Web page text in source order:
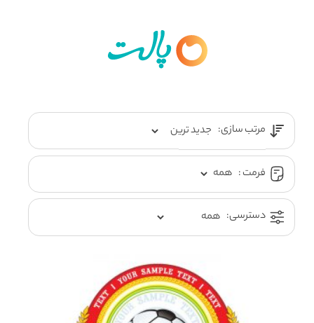
مرتب سازی:
فرمت :
دسترسی: